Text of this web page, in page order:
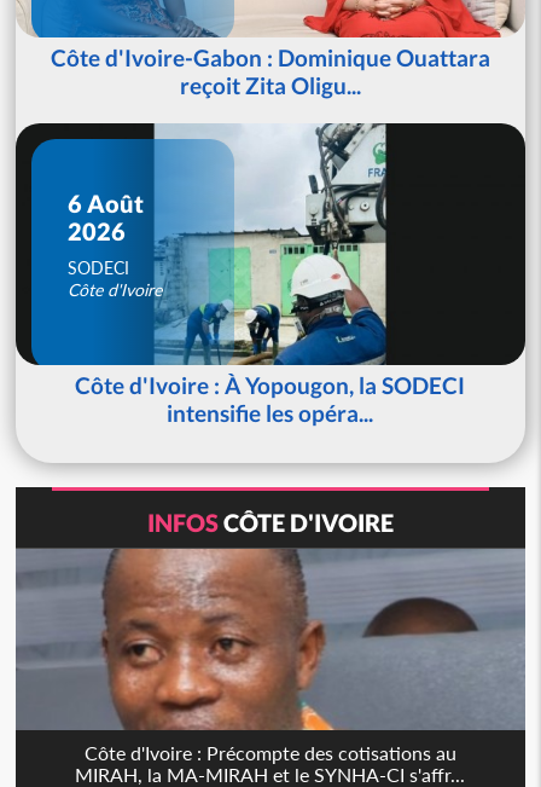
Côte d'Ivoire-Gabon : Dominique Ouattara
reçoit Zita Oligu...
6 Août
2026
SODECI
Côte d'Ivoire
Côte d'Ivoire : À Yopougon, la SODECI
intensifie les opéra...
INFOSCÔTE D'IVOIRE
Côte d'Ivoire : Précompte des cotisations au
MIRAH, la MA-MIRAH et le SYNHA-CI s'affr...